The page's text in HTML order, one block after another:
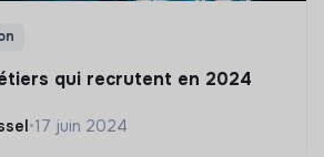
qui recrutent en 2024
•17 juin 2024